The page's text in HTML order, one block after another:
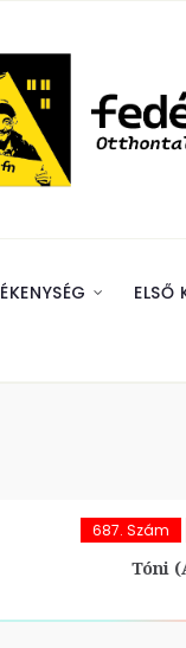
ELSŐ
687. Szám
Tóni